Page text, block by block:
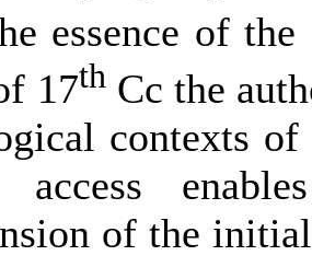
essence of
17thCc the
contexts
access
of the